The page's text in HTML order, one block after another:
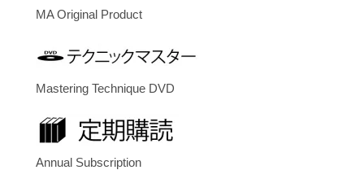
MA Original Product
Mastering Technique DVD
Annual Subscription